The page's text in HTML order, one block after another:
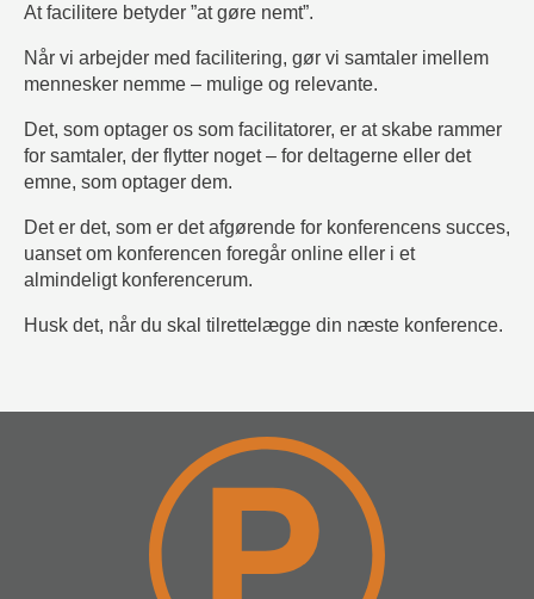
At facilitere betyder ”at gøre nemt”.
Når vi arbejder med facilitering, gør vi samtaler imellem
mennesker nemme – mulige og relevante.
Det, som optager os som facilitatorer, er at skabe rammer
for samtaler, der flytter noget – for deltagerne eller det
emne, som optager dem.
Det er det, som er det afgørende for konferencens succes,
uanset om konferencen foregår online eller i et
almindeligt konferencerum.
Husk det, når du skal tilrettelægge din næste konference.